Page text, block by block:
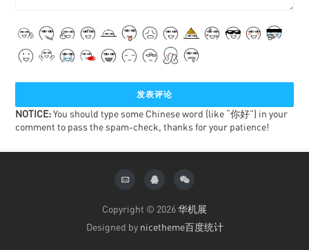
NOTICE:You should type some Chinese word (like “你好”) in your
comment to pass the spam-check, thanks for your patience!
Copyright © 2026华机展
Designed by nicetheme百度统计